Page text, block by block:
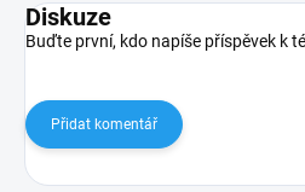
Diskuze
Buďte první, kdo napíše příspěvek k
Přidat komentář